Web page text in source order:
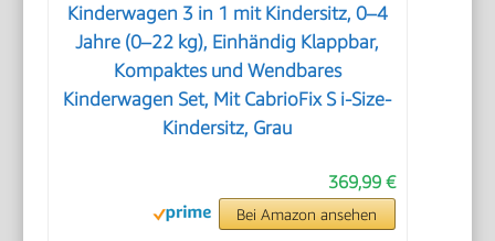
Kinderwagen 3 in 1 mit Kindersitz, 0–4
Jahre (0–22 kg), Einhändig Klappbar,
Kompaktes und Wendbares
Kinderwagen Set, Mit CabrioFix S i-Size-
Kindersitz, Grau
369,99 €
Bei Amazon ansehen